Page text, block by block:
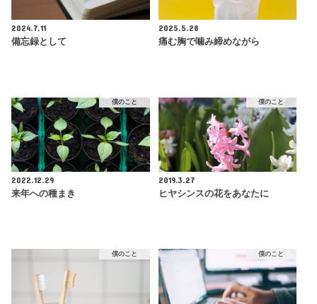
2024.7.11
備忘録として
2025.5.28
痛む胸で噛み締めながら
僕のこと
2022.12.29
来年への種まき
僕のこと
2019.3.27
ヒヤシンスの花をあなたに
僕のこと 僕のこと